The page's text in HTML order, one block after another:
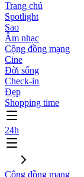
Trang chủ
Spotlight
Sao
Âm nhạc
Cộng đồng mạng
Cine
Đời sống
Check-in
Đẹp
Shopping time
24h
Cộng đồng mạng